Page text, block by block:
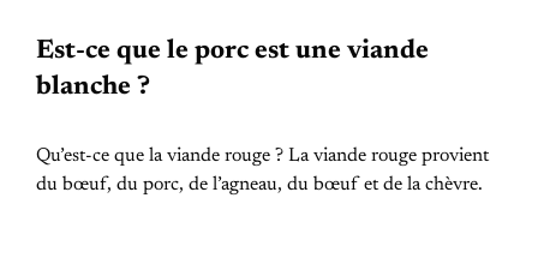
Est-ce que le porc est une viande
blanche ?
Qu’est-ce que la viande rouge ? La viande rouge provient
du bœuf, du porc, de l’agneau, du bœuf et de la chèvre.